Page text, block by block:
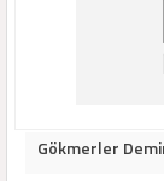
Gökmerler